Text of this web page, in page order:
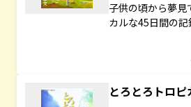
子供の頃から夢
カルな45日間の記
とろとろトロ